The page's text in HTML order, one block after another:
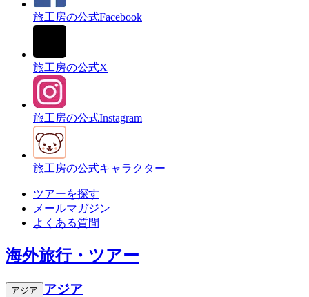
旅工房の公式Facebook
旅工房の公式X
旅工房の公式Instagram
旅工房の公式キャラクター
ツアーを探す
メールマガジン
よくある質問
海外旅行・ツアー
アジア アジア